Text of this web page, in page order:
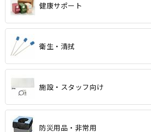
健康サポート
衛生・清拭
施設・スタッフ向け
防災用品・非常用